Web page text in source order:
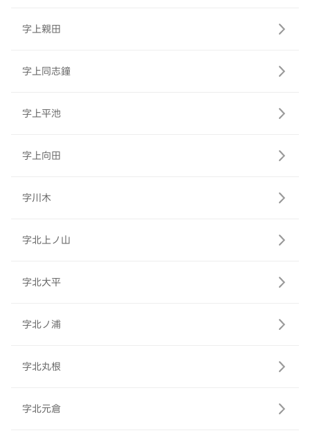
字上親田
字上同志鐘
字上平池
字上向田
字川木
字北上ノ山
字北大平
字北ノ浦
字北丸根
字北元倉